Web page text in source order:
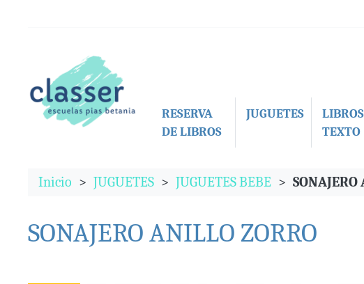
RESERVA
DE LIBROS
JUGUETES
LIBROS
TEXTO
Inicio JUGUETES JUGUETES BEBE
SONAJERO ANILLO ZORRO